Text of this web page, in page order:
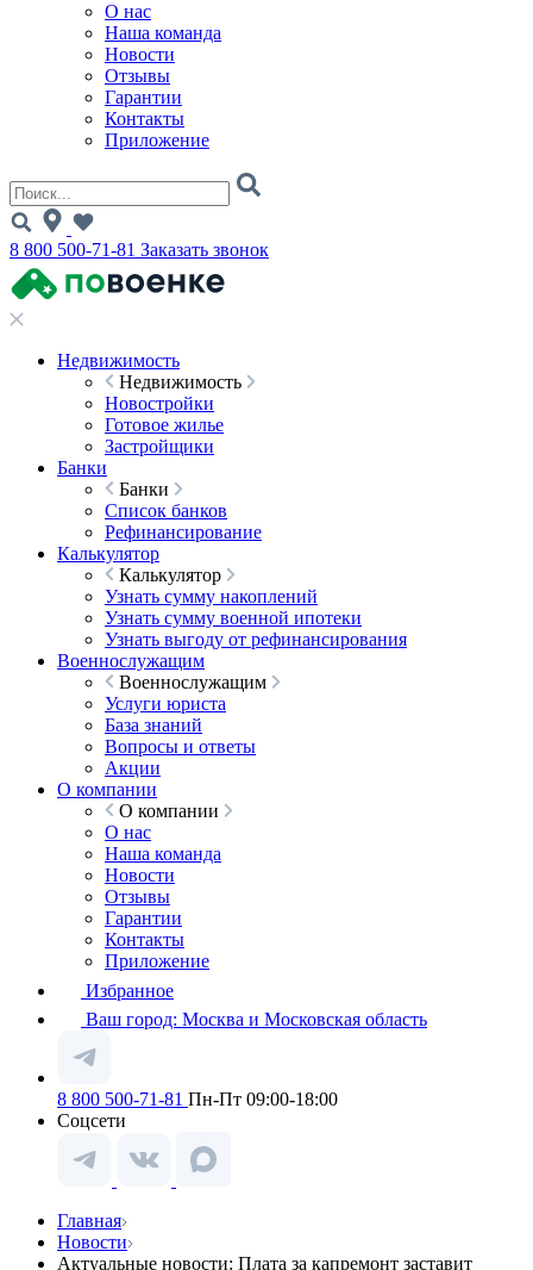
О нас
Наша команда
Новости
Отзывы
Гарантии
Контакты
Приложение
8 800 500-71-81 Заказать звонок
Недвижимость
Недвижимость
Новостройки
Готовое жилье
Застройщики
Банки
Банки
Список банков
Рефинансирование
Калькулятор
Калькулятор
Узнать сумму накоплений
Узнать сумму военной ипотеки
Узнать выгоду от рефинансирования
Военнослужащим
Военнослужащим
Услуги юриста
База знаний
Вопросы и ответы
Акции
О компании
О компании
О нас
Наша команда
Новости
Отзывы
Гарантии
Контакты
Приложение
Избранное
Ваш город: Москва и Московская область
8 800 500-71-81 Пн-Пт 09:00-18:00
Соцсети
Главная
Новости
Актуальные новости: Плата за капремонт заставит